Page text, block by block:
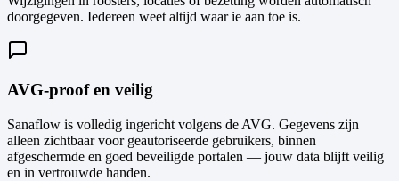
doorgegeven. Iedereen weet altijd waar ie aan toe is.
AVG-proof en veilig
Sanaflow is volledig ingericht volgens de AVG. Gegevens zijn
alleen zichtbaar voor geautoriseerde gebruikers, binnen
afgeschermde en goed beveiligde portalen — jouw data blijft veilig
en in vertrouwde handen.